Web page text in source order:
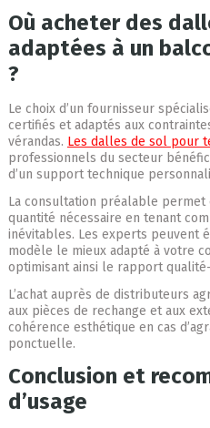
Où acheter des
adaptées à un
?
Le choix d’un fournisseur
certifiés et adaptés aux
vérandas. Les dalles de sol pour
professionnels du secteur
d’un support technique
La consultation préalable
quantité nécessaire en tenant
inévitables. Les experts peuvent
modèle le mieux adapté à votre
optimisant ainsi le rapport
L’achat auprès de distributeurs
aux pièces de rechange et aux
cohérence esthétique en cas
ponctuelle.
Conclusion et
d’usage